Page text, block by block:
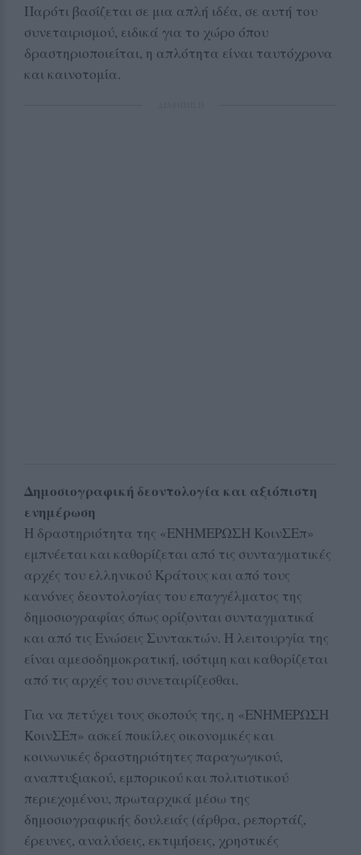
Παρότι βασίζεται σε μια απλή ιδέα, σε αυτή του
συνεταιρισμού, ειδικά για το χώρο όπου
δραστηριοποιείται, η απλότητα είναι ταυτόχρονα
και καινοτομία.
Δημοσιογραφική δεοντολογία και αξιόπιστη
ενημέρωση
Η δραστηριότητα της «ΕΝΗΜΕΡΩΣΗ ΚοινΣΕπ»
εμπνέεται και καθορίζεται από τις συνταγματικές
αρχές του ελληνικού Κράτους και από τους
κανόνες δεοντολογίας του επαγγέλματος της
δημοσιογραφίας όπως ορίζονται συνταγματικά
και από τις Ενώσεις Συντακτών. Η λειτουργία της
είναι αμεσοδημοκρατική, ισότιμη και καθορίζεται
από τις αρχές του συνεταιρίζεσθαι.
Για να πετύχει τους σκοπούς της, η «ΕΝΗΜΕΡΩΣΗ
ΚοινΣΕπ» ασκεί ποικίλες οικονομικές και
κοινωνικές δραστηριότητες παραγωγικού,
αναπτυξιακού, εμπορικού και πολιτιστικού
περιεχομένου, πρωταρχικά μέσω της
δημοσιογραφικής δουλειάς (άρθρα, ρεπορτάζ,
έρευνες, αναλύσεις, εκτιμήσεις, χρηστικές